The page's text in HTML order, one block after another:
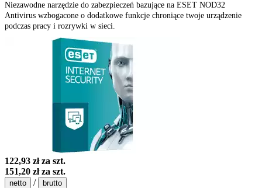
Niezawodne narzędzie do zabezpieczeń bazujące na ESET NOD32
Antivirus wzbogacone o dodatkowe funkcje chroniące twoje urządzenie
podczas pracy i rozrywki w sieci.
122,93 złza szt.
151,20 złza szt.
netto / brutto